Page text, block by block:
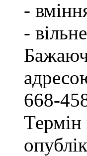
-
-
668-
Термін